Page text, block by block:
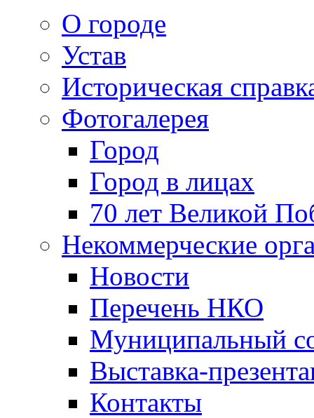
О городе
Устав
Историческая
Фотогалерея
Город
Город в лицах
70 лет Великой
Некоммерческие
Новости
Перечень НКО
Муниципальный
Выставка-
Контакты